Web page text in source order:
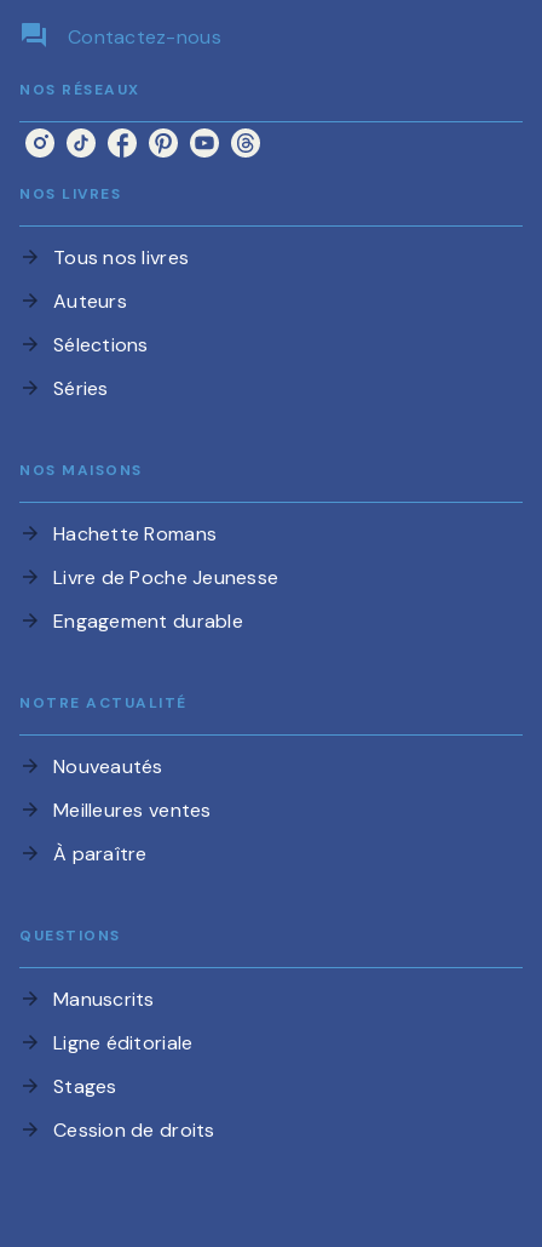
question_answer Contactez-nous
NOS RÉSEAUX
NOS LIVRES
arrow_forward Tous nos livres
arrow_forward Auteurs
arrow_forward Sélections
arrow_forward Séries
NOS MAISONS
arrow_forward Hachette Romans
arrow_forward Livre de Poche Jeunesse
arrow_forward Engagement durable
NOTRE ACTUALITÉ
arrow_forward Nouveautés
arrow_forward Meilleures ventes
arrow_forward À paraître
QUESTIONS
arrow_forward Manuscrits
arrow_forward Ligne éditoriale
arrow_forward Stages
arrow_forward Cession de droits